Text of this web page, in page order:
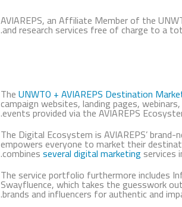
AVIAREPS, an Affiliate Member of the
and research services free of charge to a
TheUNWTO + AVIAREPS Destination
campaign websites, landing pages,
events provided via the AVIAREPS
The Digital Ecosystem is AVIAREPS’
empowers everyone to market their
combinesseveral digital marketingservices
The service portfolio furthermore includes
Swayfluence, which takes the guesswork
brands and influencers for authentic and